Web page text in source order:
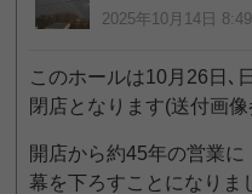
2025年10月14日
このホールは10月26日､
閉店となります(送付画
開店から約45年の営業に
幕を下ろすことになりま